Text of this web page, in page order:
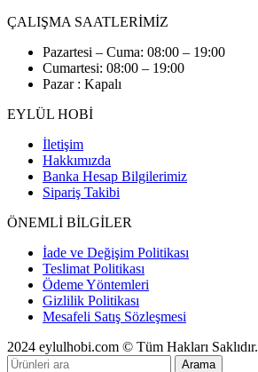
ÇALIŞMA SAATLERİMİZ
Pazartesi – Cuma: 08:00 – 19:00
Cumartesi: 08:00 – 19:00
Pazar : Kapalı
EYLÜL HOBİ
İletişim
Hakkımızda
Banka Hesap Bilgilerimiz
Sipariş Takibi
ÖNEMLİ BİLGİLER
İade ve Değişim Politikası
Teslimat Politikası
Ödeme Yöntemleri
Gizlilik Politikası
Mesafeli Satış Sözleşmesi
2024 eylulhobi.com © Tüm Hakları Saklıdır.
Arama